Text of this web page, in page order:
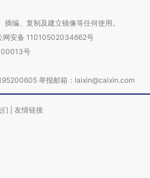
编、复制及建立镜像等任何使用。
网安备 11010502034662号
号
举报邮箱：laixin@caixin.com
友情链接